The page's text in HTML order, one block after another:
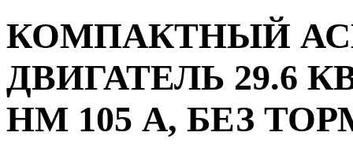
КОМПАКТНЫЙ
ДВИГАТЕЛЬ 29.6
НМ 105 A, БЕЗ